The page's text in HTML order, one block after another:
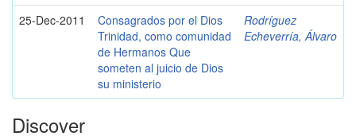
25-Dec-2011
Consagrados por el Dios
Trinidad, como comunidad
de Hermanos Que
someten al juicio de Dios
su ministerio
Rodríguez
Echeverría, Álvaro
Discover